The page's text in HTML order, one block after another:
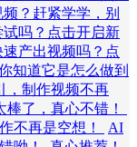
？赶紧学学，别
吗？点击开启新
产出视频吗？点
知道它是怎么做到
，制作视频不再
了，真心不错！
不再是空想！
AI